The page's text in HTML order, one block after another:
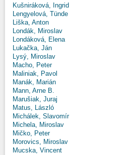
Kušniráková, Ingrid
Lengyelová, Tünde
Liška, Anton
Londák, Miroslav
Londáková, Elena
Lukačka, Ján
Lysý, Miroslav
Macho, Peter
Maliniak, Pavol
Manák, Marián
Mann, Arne B.
Marušiak, Juraj
Matus, László
Michálek, Slavomír
Michela, Miroslav
Mičko, Peter
Morovics, Miroslav
Mucska, Vincent